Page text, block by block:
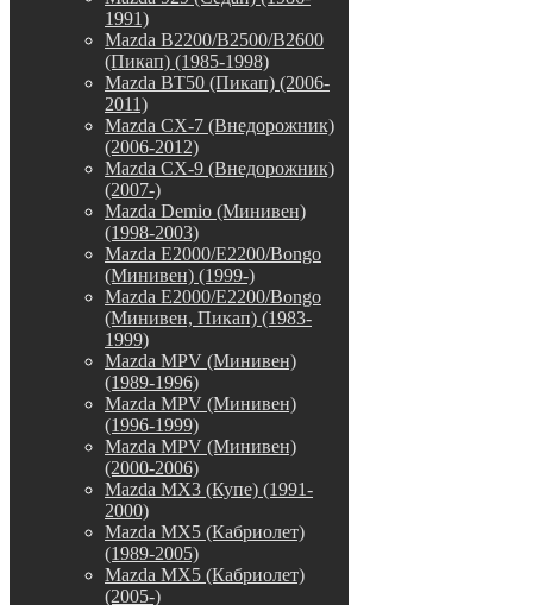
1991)
Mazda B2200/B2500/B2600
(Пикап) (1985-1998)
Mazda BT50 (Пикап) (2006-
2011)
Mazda CX-7 (Внедорожник)
(2006-2012)
Mazda CX-9 (Внедорожник)
(2007-)
Mazda Demio (Минивен)
(1998-2003)
Mazda E2000/E2200/Bongo
(Минивен) (1999-)
Mazda E2000/E2200/Bongo
(Минивен, Пикап) (1983-
1999)
Mazda MPV (Минивен)
(1989-1996)
Mazda MPV (Минивен)
(1996-1999)
Mazda MPV (Минивен)
(2000-2006)
Mazda MX3 (Купе) (1991-
2000)
Mazda MX5 (Кабриолет)
(1989-2005)
Mazda MX5 (Кабриолет)
(2005-)